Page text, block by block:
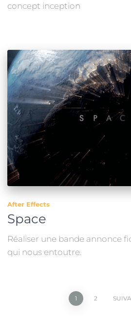
concept inception
After Effects
Space
Réaliser une bande annonce
qui nous entoutre.
1 2